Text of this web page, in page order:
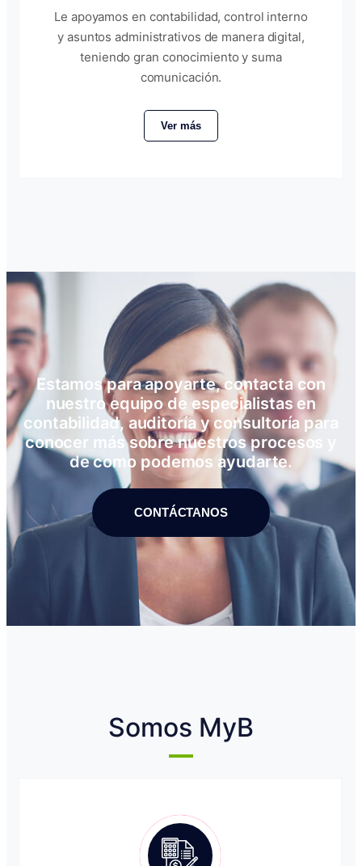
Le apoyamos en contabilidad, control interno
y asuntos administrativos de manera digital,
teniendo gran conocimiento y suma
comunicación.
Ver más
Estamos para apoyarte, contacta con
nuestro equipo de especialistas en
contabilidad, auditoría y consultoría para
conocer más sobre nuestros procesos y
de como podemos ayudarte.
CONTÁCTANOS
Somos MyB